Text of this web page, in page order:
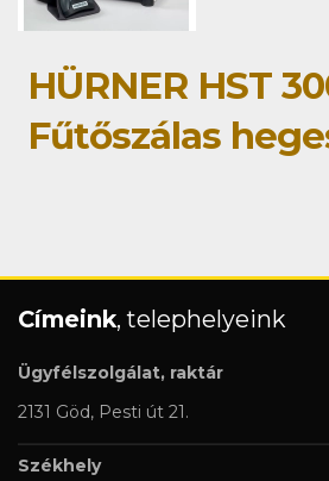
HÜRNER HST
Fűtőszálas
Címeink, telephelyeink
Ügyfélszolgálat, raktár
2131 Göd, Pesti út 21.
Székhely